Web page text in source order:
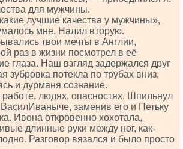
для мужчины.
лучшие качества у мужчины»,
мне. Налил вторую.
твои мечты в Англии,
раз в жизни посмотрел в её
глаза. Наш взгляд задержался друг
зубровка потекла по трубах вниз,
и дурманя сознание.
работе, людях, опасностях. Шпильнул
заменив его и Петьку
Ивона откровенно хохотала,
длинные руки между ног, как-
Разговор вязался и было просто